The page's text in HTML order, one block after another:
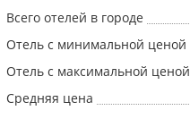
Всего отелей в городе
Отель с минимальной ценой
Отель с максимальной ценой
Средняя цена